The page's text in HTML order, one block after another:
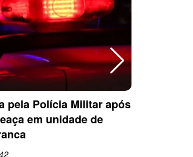
pela Polícia Militar após
em unidade de